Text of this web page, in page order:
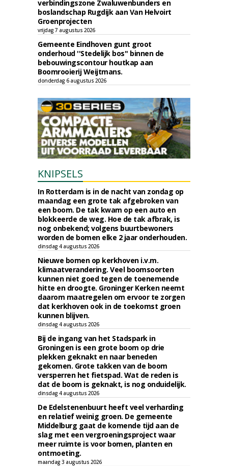
verbindingszone Zwaluwenbunders en
boslandschap Rugdijk aan Van Helvoirt
Groenprojecten
vrijdag 7 augustus 2026
Gemeente Eindhoven gunt groot
onderhoud ''Stedelijk bos'' binnen de
bebouwingscontour houtkap aan
Boomrooierij Weijtmans.
donderdag 6 augustus 2026
KNIPSELS
In Rotterdam is in de nacht van zondag op
maandag een grote tak afgebroken van
een boom. De tak kwam op een auto en
blokkeerde de weg. Hoe de tak afbrak, is
nog onbekend; volgens buurtbewoners
worden de bomen elke 2 jaar onderhouden.
dinsdag 4 augustus 2026
Nieuwe bomen op kerkhoven i.v.m.
klimaatverandering. Veel boomsoorten
kunnen niet goed tegen de toenemende
hitte en droogte. Groninger Kerken neemt
daarom maatregelen om ervoor te zorgen
dat kerkhoven ook in de toekomst groen
kunnen blijven.
dinsdag 4 augustus 2026
Bij de ingang van het Stadspark in
Groningen is een grote boom op drie
plekken geknakt en naar beneden
gekomen. Grote takken van de boom
versperren het fietspad. Wat de reden is
dat de boom is geknakt, is nog onduidelijk.
dinsdag 4 augustus 2026
De Edelstenenbuurt heeft veel verharding
en relatief weinig groen. De gemeente
Middelburg gaat de komende tijd aan de
slag met een vergroeningsproject waar
meer ruimte is voor bomen, planten en
ontmoeting.
maandag 3 augustus 2026